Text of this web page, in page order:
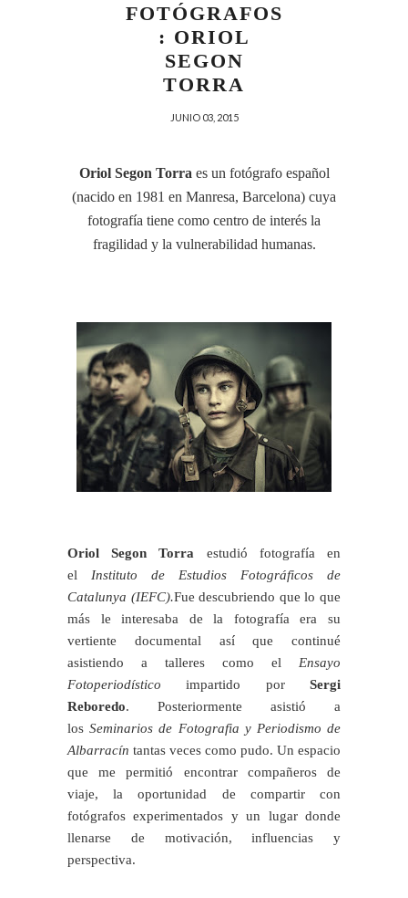
FOTÓGRAFOS
: ORIOL
SEGON
TORRA
JUNIO 03, 2015
Oriol Segon Torra es un fotógrafo español
(nacido en 1981 en Manresa, Barcelona) cuya
fotografía tiene como centro de interés la
fragilidad y la vulnerabilidad humanas.
Oriol Segon Torra estudió fotografía en
el Instituto de Estudios Fotográficos de
Catalunya (IEFC).Fue descubriendo que lo que
más le interesaba de la fotografía era su
vertiente documental así que continué
asistiendo a talleres como el Ensayo
Fotoperiodístico impartido por Sergi
Reboredo. Posteriormente asistió a
losSeminarios de Fotografia y Periodismo de
Albarracín tantas veces como pudo. Un espacio
que me permitió encontrar compañeros de
viaje, la oportunidad de compartir con
fotógrafos experimentados y un lugar donde
llenarse de motivación, influencias y
perspectiva.